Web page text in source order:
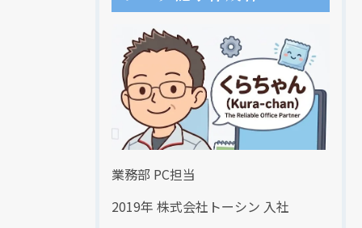
業務部 PC担当
2019年 株式会社トーシン 入社